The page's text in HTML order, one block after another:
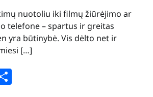
nuotoliu iki filmų žiūrėjimo ar
telefone – spartus ir greitas
yra būtinybė. Vis dėlto net ir
[…]